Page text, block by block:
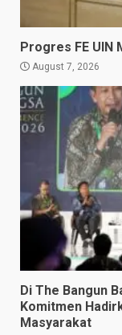
Progres FE UIN
August 7, 2026
Di The Bangun
Komitmen
Masyarakat